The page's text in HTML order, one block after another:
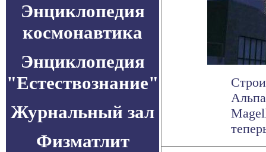
Энциклопедия
космонавтика
Энциклопедия
"Естествознание"
Журнальный зал
Физматлит